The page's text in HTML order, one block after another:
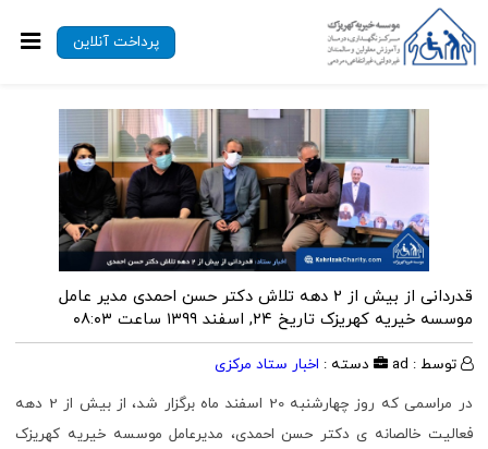
پرداخت آنلاین
قدردانی از بیش از 2 دهه تلاش دکتر حسن احمدی مدیر عامل
موسسه خیریه کهریزکتاریخ ۲۴, اسفند ۱۳۹۹ ساعت ۰۸:۰۳
توسط : ad دسته : اخبار ستاد مرکزی
در مراسمی که روز چهارشنبه 20 اسفند ماه برگزار شد، از بیش از 2 دهه
فعالیت خالصانه ی دکتر حسن احمدی، مدیرعامل موسسه خیریه کهریزک